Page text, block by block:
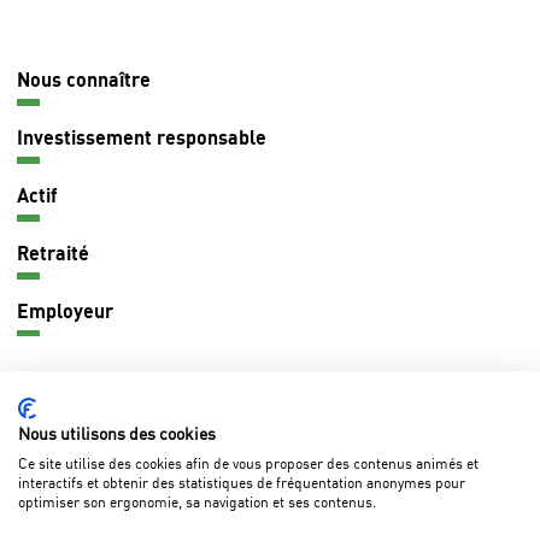
Navigation
principale
Nous connaître
Investissement responsable
Actif
Retraité
Employeur
Nous utilisons des cookies
Ce site utilise des cookies afin de vous proposer des contenus animés et
interactifs et obtenir des statistiques de fréquentation anonymes pour
optimiser son ergonomie, sa navigation et ses contenus.